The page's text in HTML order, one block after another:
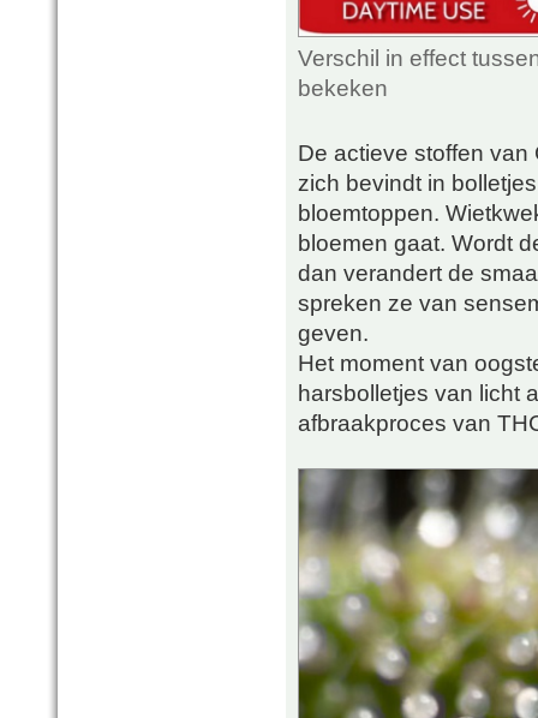
Verschil in effect
bekeken
De actieve stoffen
zich bevindt in
bloemtoppen.
bloemen gaat. Wordt
dan verandert de
spreken ze van
geven.
Het moment van
harsbolletjes van licht
afbraakproces van